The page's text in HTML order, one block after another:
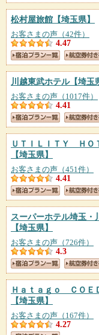
松村屋旅館 【埼玉県】
お客さまの声（42件）
4.47
川越東武ホテル【埼玉
お客さまの声（1017件）
4.41
ＵＴＩＬＩＴＹ ＨＯ
【埼玉県】
お客さまの声（451件）
4.41
スーパーホテル埼玉
【埼玉県】
お客さまの声（726件）
4.3
Ｈａｔａｇｏ ＣＯ
【埼玉県】
お客さまの声（167件）
4.27